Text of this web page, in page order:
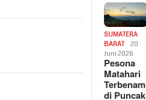
SUMATERA
BARAT
20
Juni 2026
Pesona
Matahari
Terbenam
di Puncak